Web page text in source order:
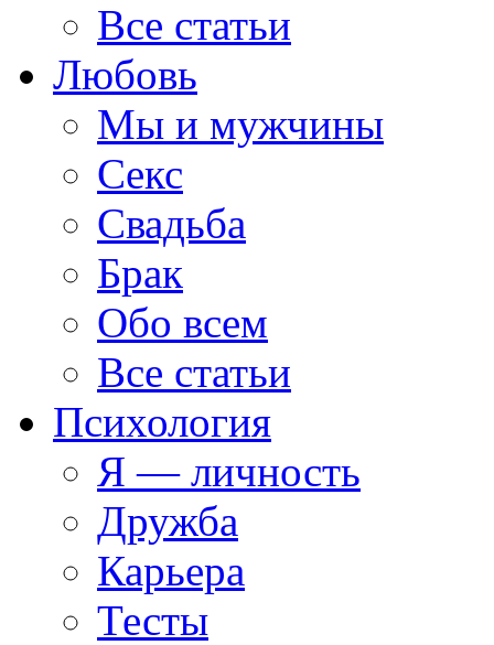
Все статьи
Любовь
Мы и мужчины
Секс
Свадьба
Брак
Обо всем
Все статьи
Психология
Я — личность
Дружба
Карьера
Тесты